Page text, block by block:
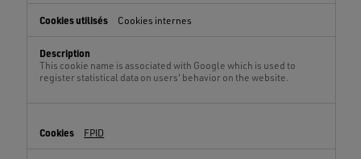
Cookies internes
This cookie name is associated with Google which is used to
register statistical data on users' behavior on the website.
FPID